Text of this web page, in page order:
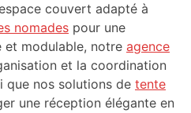
couvert adapté à
nomades pour une
et modulable, notre agence
et la coordination
que nos solutions de tente
une réception élégante en